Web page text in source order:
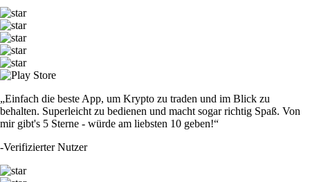
„Einfach die beste App, um Krypto zu traden und im Blick zu
behalten. Superleicht zu bedienen und macht sogar richtig Spaß. Von
mir gibt's 5 Sterne - würde am liebsten 10 geben!“
-Verifizierter Nutzer